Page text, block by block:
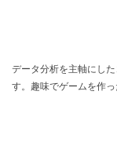
データ分析を主軸にし
す。趣味でゲームを作